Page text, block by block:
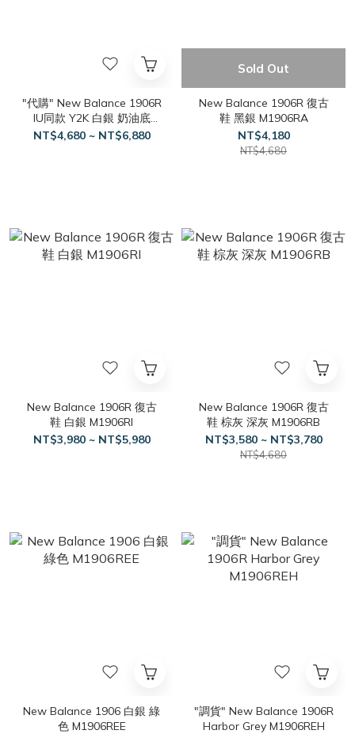
"代購" New Balance 1906R
IU同款 Y2K 白銀 奶油底
M1906RER
NT$4,680 ~ NT$6,880
Sold Out
New Balance 1906R 復古
鞋 黑銀 M1906RA
NT$4,180
NT$4,680
New Balance 1906R 復古
鞋 白銀 M1906RI
NT$3,980 ~ NT$5,980
New Balance 1906R 復古
鞋 棕灰 深灰 M1906RB
NT$3,580 ~ NT$3,780
NT$4,680
New Balance 1906 白銀 綠
色 M1906REE
"調貨" New Balance 1906R
Harbor Grey M1906REH